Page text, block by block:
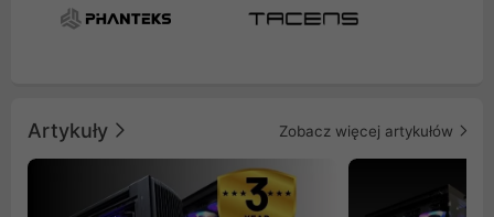
Artykuły Zobacz więcej artykułów